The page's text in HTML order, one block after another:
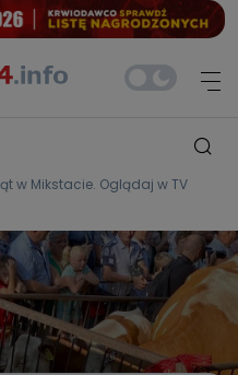
w Mikstacie. Oglądaj w TV